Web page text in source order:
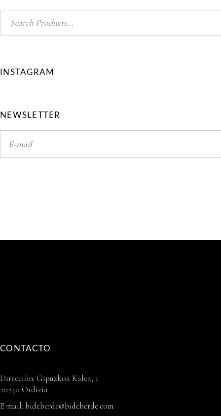
INSTAGRAM
NEWSLETTER
CONTACTO
Dirección: Gipuzkoa Kalea, 1.
20240 Ordizia
E-mail: bideberde@bideberde.com